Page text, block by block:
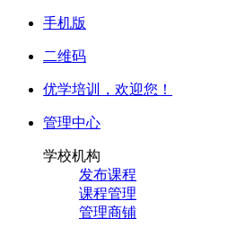
手机版
二维码
优学培训， 欢迎您！
管理中心
学校机构
发布课程
课程管理
管理商铺